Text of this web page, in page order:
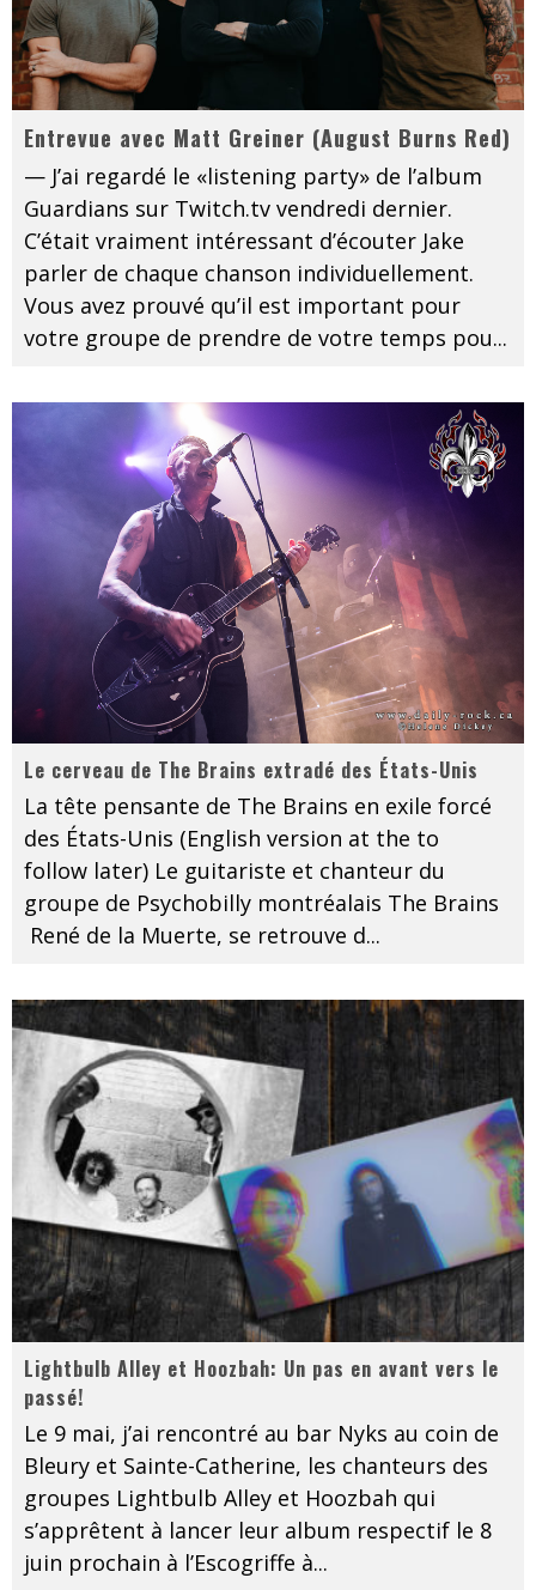
Entrevue avec Matt Greiner (August Burns Red)
— J’ai regardé le «listening party» de l’album
Guardians sur Twitch.tv vendredi dernier.
C’était vraiment intéressant d’écouter Jake
parler de chaque chanson individuellement.
Vous avez prouvé qu’il est important pour
votre groupe de prendre de votre temps pou...
Le cerveau de The Brains extradé des États-Unis
La tête pensante de The Brains en exile forcé
des États-Unis (English version at the to
follow later) Le guitariste et chanteur du
groupe de Psychobilly montréalais The Brains
René de la Muerte, se retrouve d...
Lightbulb Alley et Hoozbah: Un pas en avant vers le
passé!
Le 9 mai, j’ai rencontré au bar Nyks au coin de
Bleury et Sainte-Catherine, les chanteurs des
groupes Lightbulb Alley et Hoozbah qui
s’apprêtent à lancer leur album respectif le 8
juin prochain à l’Escogriffe à...